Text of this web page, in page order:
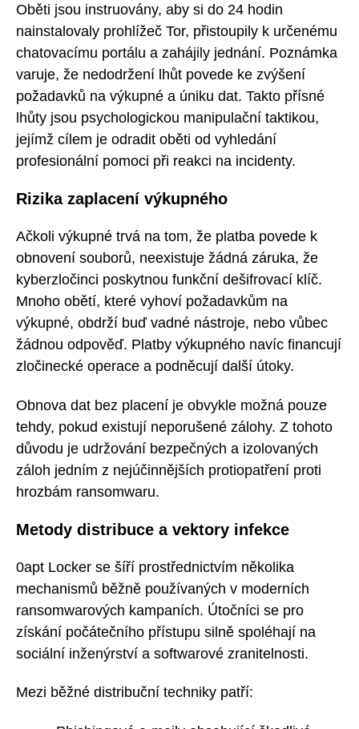
Oběti jsou instruovány, aby si do 24 hodin
nainstalovaly prohlížeč Tor, přistoupily k určenému
chatovacímu portálu a zahájily jednání. Poznámka
varuje, že nedodržení lhůt povede ke zvýšení
požadavků na výkupné a úniku dat. Takto přísné
lhůty jsou psychologickou manipulační taktikou,
jejímž cílem je odradit oběti od vyhledání
profesionální pomoci při reakci na incidenty.
Rizika zaplacení výkupného
Ačkoli výkupné trvá na tom, že platba povede k
obnovení souborů, neexistuje žádná záruka, že
kyberzločinci poskytnou funkční dešifrovací klíč.
Mnoho obětí, které vyhoví požadavkům na
výkupné, obdrží buď vadné nástroje, nebo vůbec
žádnou odpověď. Platby výkupného navíc financují
zločinecké operace a podněcují další útoky.
Obnova dat bez placení je obvykle možná pouze
tehdy, pokud existují neporušené zálohy. Z tohoto
důvodu je udržování bezpečných a izolovaných
záloh jedním z nejúčinnějších protiopatření proti
hrozbám ransomwaru.
Metody distribuce a vektory infekce
0apt Locker se šíří prostřednictvím několika
mechanismů běžně používaných v moderních
ransomwarových kampaních. Útočníci se pro
získání počátečního přístupu silně spoléhají na
sociální inženýrství a softwarové zranitelnosti.
Mezi běžné distribuční techniky patří: